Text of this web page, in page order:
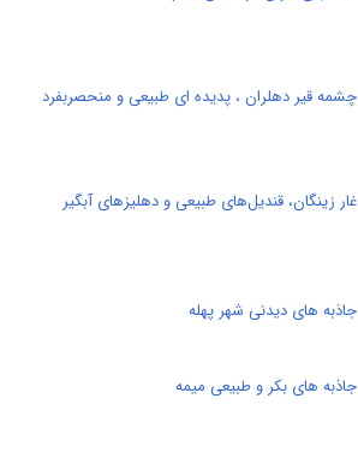
چشمه قیر دهلران ، پدیده ای طبیعی و منحصربفرد
غار زینگان، قندیل‌های طبیعی و دهلیزهای آبگیر
جاذبه های دیدنی شهر پهله
جاذبه های بکر و طبیعی میمه